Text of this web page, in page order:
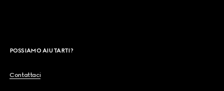
POSSIAMO AIUTARTI?
Contattaci